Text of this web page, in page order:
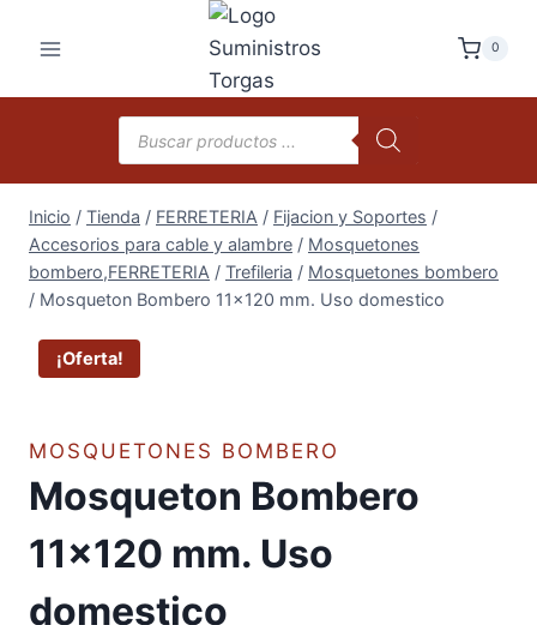
0
Búsqueda
de
productos
Inicio / Tienda / FERRETERIA / Fijacion y Soportes /
Accesorios para cable y alambre / Mosquetones
bombero,FERRETERIA / Trefileria / Mosquetones bombero
/ Mosqueton Bombero 11×120 mm. Uso domestico
¡Oferta!
MOSQUETONES BOMBERO
Mosqueton Bombero
11×120 mm. Uso
domestico